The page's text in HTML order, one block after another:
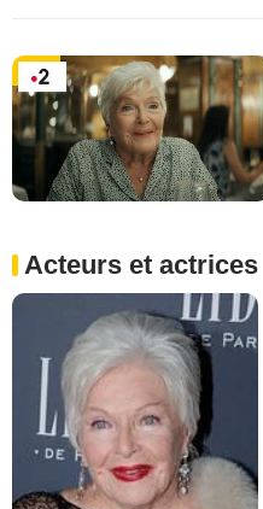
Acteurs et actrices